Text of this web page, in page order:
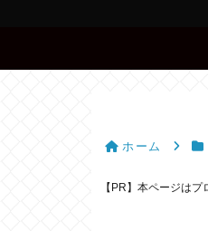
ホーム
【PR】本ページは